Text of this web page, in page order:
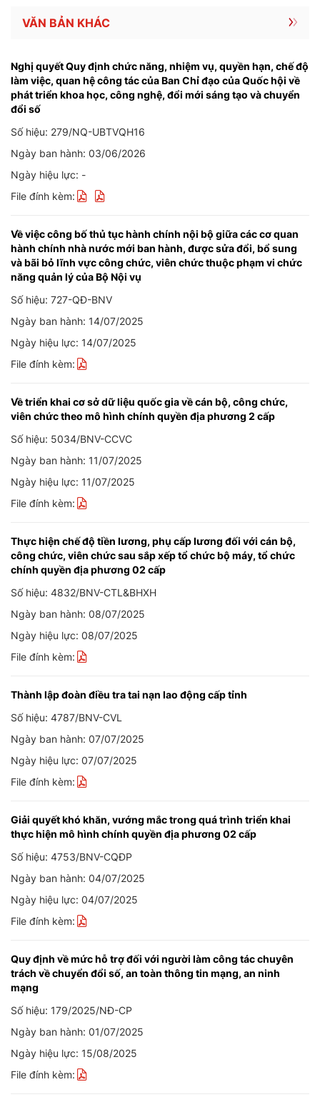
VĂN BẢN KHÁC
Nghị quyết Quy định chức năng, nhiệm vụ, quyền hạn, chế độ
làm việc, quan hệ công tác của Ban Chỉ đạo của Quốc hội về
phát triển khoa học, công nghệ, đổi mới sáng tạo và chuyển
đổi số
Số hiệu: 279/NQ-UBTVQH16
Ngày ban hành: 03/06/2026
Ngày hiệu lực: -
File đính kèm:
Về việc công bố thủ tục hành chính nội bộ giữa các cơ quan
hành chính nhà nước mới ban hành, được sửa đổi, bổ sung
và bãi bỏ lĩnh vực công chức, viên chức thuộc phạm vi chức
năng quản lý của Bộ Nội vụ
Số hiệu: 727-QĐ-BNV
Ngày ban hành: 14/07/2025
Ngày hiệu lực: 14/07/2025
File đính kèm:
Về triển khai cơ sở dữ liệu quốc gia về cán bộ, công chức,
viên chức theo mô hình chính quyền địa phương 2 cấp
Số hiệu: 5034/BNV-CCVC
Ngày ban hành: 11/07/2025
Ngày hiệu lực: 11/07/2025
File đính kèm:
Thực hiện chế độ tiền lương, phụ cấp lương đối với cán bộ,
công chức, viên chức sau sắp xếp tổ chức bộ máy, tổ chức
chính quyền địa phương 02 cấp
Số hiệu: 4832/BNV-CTL&BHXH
Ngày ban hành: 08/07/2025
Ngày hiệu lực: 08/07/2025
File đính kèm:
Thành lập đoàn điều tra tai nạn lao động cấp tỉnh
Số hiệu: 4787/BNV-CVL
Ngày ban hành: 07/07/2025
Ngày hiệu lực: 07/07/2025
File đính kèm:
Giải quyết khó khăn, vướng mắc trong quá trình triển khai
thực hiện mô hình chính quyền địa phương 02 cấp
Số hiệu: 4753/BNV-CQĐP
Ngày ban hành: 04/07/2025
Ngày hiệu lực: 04/07/2025
File đính kèm:
Quy định về mức hỗ trợ đối với người làm công tác chuyên
trách về chuyển đổi số, an toàn thông tin mạng, an ninh
mạng
Số hiệu: 179/2025/NĐ-CP
Ngày ban hành: 01/07/2025
Ngày hiệu lực: 15/08/2025
File đính kèm: